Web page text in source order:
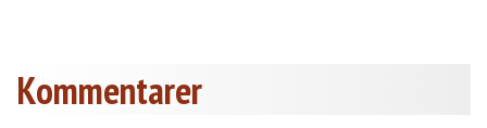
Kommentarer